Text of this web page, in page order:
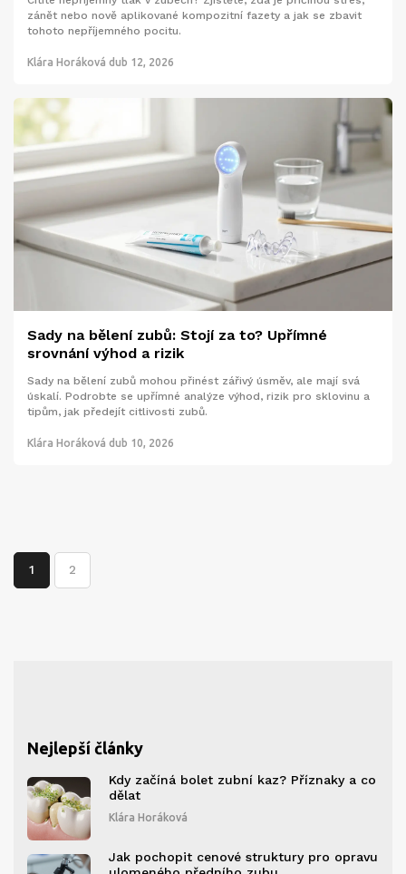
zánět nebo nově aplikované kompozitní fazety a jak se zbavit
tohoto nepříjemného pocitu.
Klára Horáková dub 12, 2026
Sady na bělení zubů: Stojí za to? Upřímné
srovnání výhod a rizik
Sady na bělení zubů mohou přinést zářivý úsměv, ale mají svá
úskalí. Podrobte se upřímné analýze výhod, rizik pro sklovinu a
tipům, jak předejít citlivosti zubů.
Klára Horáková dub 10, 2026
1 2
Nejlepší články
Kdy začíná bolet zubní kaz? Příznaky a co
dělat
Klára Horáková
Jak pochopit cenové struktury pro opravu